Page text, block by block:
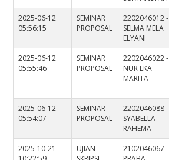
2025-06-12
05:56:15
SEMINAR
PROPOSAL
2202046012 -
SELMA MELA
ELYANI
2025-06-12
05:55:46
SEMINAR
PROPOSAL
2202046022 -
NUR EKA
MARITA
2025-06-12
05:54:07
SEMINAR
PROPOSAL
2202046088 -
SYABELLA
RAHEMA
2025-10-21
UJIAN
2102046067 -